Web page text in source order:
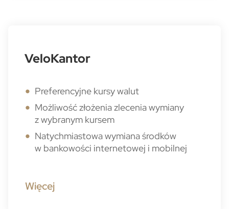
VeloKantor
Preferencyjne kursy walut
Możliwość złożenia zlecenia wymiany
z wybranym kursem
Natychmiastowa wymiana środków
w bankowości internetowej i mobilnej
Więcej